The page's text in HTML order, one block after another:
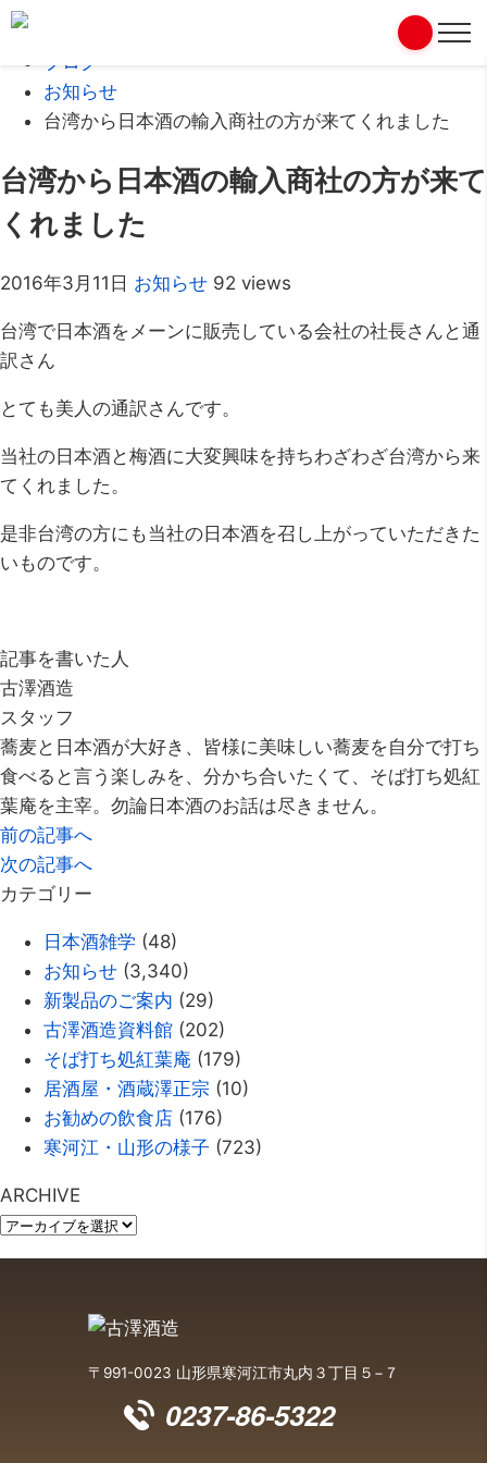
ブログ
お知らせ
台湾から日本酒の輸入商社の方が来てくれました
台湾から日本酒の輸入商社の方が来て
くれました
2016年3月11日 お知らせ 92 views
台湾で日本酒をメーンに販売している会社の社長さんと通
訳さん
とても美人の通訳さんです。
当社の日本酒と梅酒に大変興味を持ちわざわざ台湾から来
てくれました。
是非台湾の方にも当社の日本酒を召し上がっていただきた
いものです。
記事を書いた人
古澤酒造
スタッフ
蕎麦と日本酒が大好き、皆様に美味しい蕎麦を自分で打ち
食べると言う楽しみを、分かち合いたくて、そば打ち処紅
葉庵を主宰。勿論日本酒のお話は尽きません。
前の記事へ
次の記事へ
カテゴリー
日本酒雑学 (48)
お知らせ (3,340)
新製品のご案内 (29)
古澤酒造資料館 (202)
そば打ち処紅葉庵 (179)
居酒屋・酒蔵澤正宗 (10)
お勧めの飲食店 (176)
寒河江・山形の様子 (723)
ARCHIVE
〒991-0023 山形県寒河江市丸内３丁目５−７
0237-86-5322